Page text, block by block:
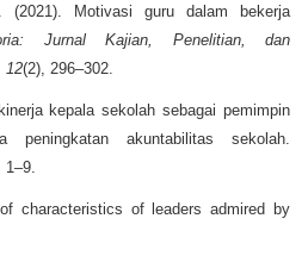
Motivasi guru dalam bekerja
Jurnal Kajian, Penelitian, dan
12(2), 296–302.
kepala sekolah sebagai pemimpin
peningkatan akuntabilitas sekolah.
1–9.
characteristics of leaders admired by